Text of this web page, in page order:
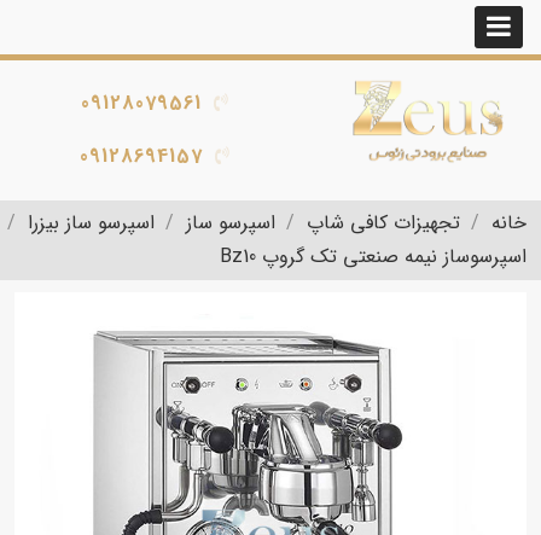
09128079561
09128694157
خانه تجهیزات کافی شاپ اسپرسو ساز
اسپرسو ساز بیزرا
اسپرسوساز نیمه صنعتی تک گروپ Bz10